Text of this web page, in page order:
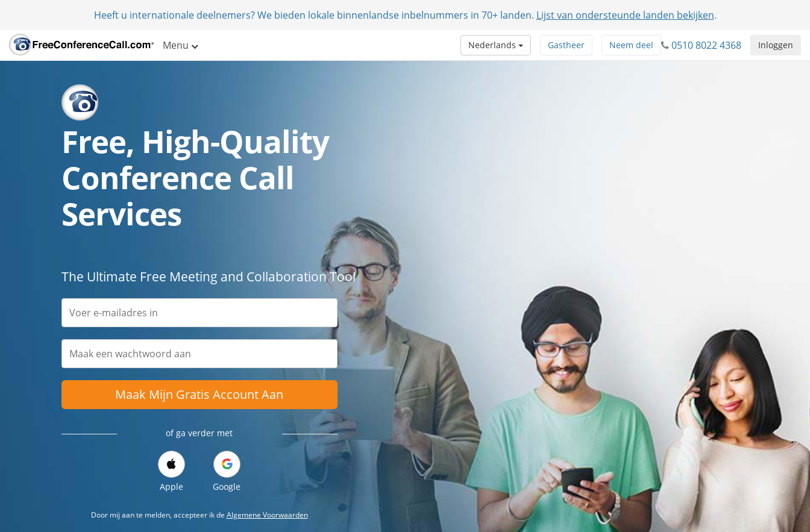
Heeft u internationale deelnemers? We bieden lokale binnenlandse inbelnummers in 70+ landen. Lijst van ondersteunde landen bekijken.
Menu Inloggen
0510 8022 4368
Neem deel
Gastheer
Nederlands
Free, High-Quality
Conference Call
Services
The Ultimate Free Meeting and Collaboration Tool
Maak Mijn Gratis Account Aan
of ga verder met
Apple Google
Door mij aan te melden, accepteer ik de Algemene Voorwaarden